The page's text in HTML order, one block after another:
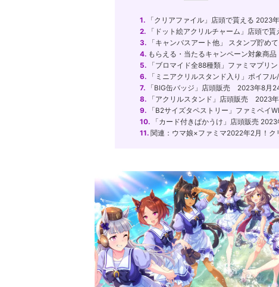
1.「クリアファイル」店頭で貰える 2023
2.「ドット絵アクリルチャーム」店頭で貰
3.「キャンバスアート他」 スタンプ貯め
4.もらえる・当たるキャンペーン対象商品
5.「ブロマイド全88種類」ファミマプリ
6.「ミニアクリルスタンド入り」ポイフ
7.「BIG缶バッジ」店頭販売 2023年8月
8.「アクリルスタンド」店頭販売 2023
9.「B2サイズタペストリー」ファミペイ
10.「カード付きぱかうけ」店頭販売 2023
11.関連：ウマ娘×ファミマ2022年2月！ク